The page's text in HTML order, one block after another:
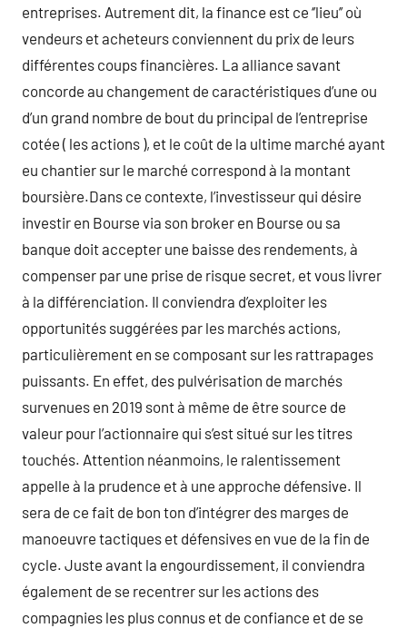
entreprises. Autrement dit, la finance est ce ‘’lieu’’ où
vendeurs et acheteurs conviennent du prix de leurs
différentes coups financières. La alliance savant
concorde au changement de caractéristiques d’une ou
d’un grand nombre de bout du principal de l’entreprise
cotée ( les actions ), et le coût de la ultime marché ayant
eu chantier sur le marché correspond à la montant
boursière.Dans ce contexte, l’investisseur qui désire
investir en Bourse via son broker en Bourse ou sa
banque doit accepter une baisse des rendements, à
compenser par une prise de risque secret, et vous livrer
à la différenciation. Il conviendra d’exploiter les
opportunités suggérées par les marchés actions,
particulièrement en se composant sur les rattrapages
puissants. En effet, des pulvérisation de marchés
survenues en 2019 sont à même de être source de
valeur pour l’actionnaire qui s’est situé sur les titres
touchés. Attention néanmoins, le ralentissement
appelle à la prudence et à une approche défensive. Il
sera de ce fait de bon ton d’intégrer des marges de
manoeuvre tactiques et défensives en vue de la fin de
cycle. Juste avant la engourdissement, il conviendra
également de se recentrer sur les actions des
compagnies les plus connus et de confiance et de se